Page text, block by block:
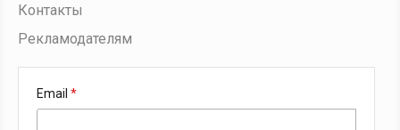
Контакты
Рекламодателям
Email